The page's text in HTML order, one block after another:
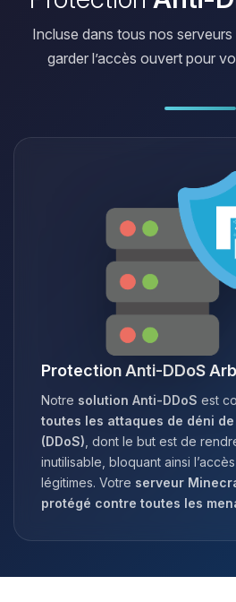
Incluse dans tous nos
garder l’accès ouvert pour
Protection Anti-DDoS
Notre solution Anti-DDoS est
toutes les attaques de déni
(DDoS) , dont le but est de
inutilisable, bloquant ainsi
légitimes. Votre serveur
protégé contre toutes les